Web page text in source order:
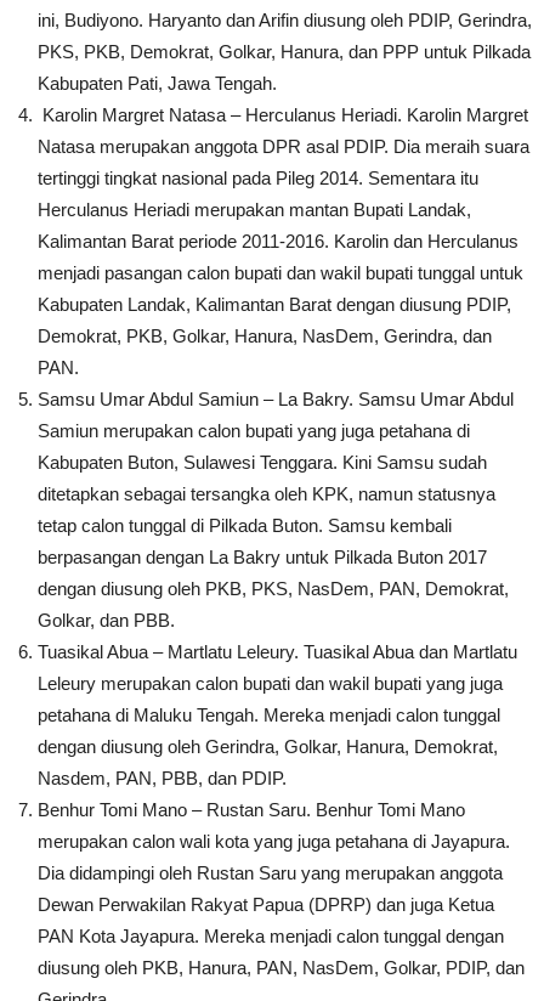
ini, Budiyono. Haryanto dan Arifin diusung oleh PDIP, Gerindra,
PKS, PKB, Demokrat, Golkar, Hanura, dan PPP untuk Pilkada
Kabupaten Pati, Jawa Tengah.
Karolin Margret Natasa – Herculanus Heriadi. Karolin Margret
Natasa merupakan anggota DPR asal PDIP. Dia meraih suara
tertinggi tingkat nasional pada Pileg 2014. Sementara itu
Herculanus Heriadi merupakan mantan Bupati Landak,
Kalimantan Barat periode 2011-2016. Karolin dan Herculanus
menjadi pasangan calon bupati dan wakil bupati tunggal untuk
Kabupaten Landak, Kalimantan Barat dengan diusung PDIP,
Demokrat, PKB, Golkar, Hanura, NasDem, Gerindra, dan
PAN.
Samsu Umar Abdul Samiun – La Bakry. Samsu Umar Abdul
Samiun merupakan calon bupati yang juga petahana di
Kabupaten Buton, Sulawesi Tenggara. Kini Samsu sudah
ditetapkan sebagai tersangka oleh KPK, namun statusnya
tetap calon tunggal di Pilkada Buton. Samsu kembali
berpasangan dengan La Bakry untuk Pilkada Buton 2017
dengan diusung oleh PKB, PKS, NasDem, PAN, Demokrat,
Golkar, dan PBB.
Tuasikal Abua – Martlatu Leleury. Tuasikal Abua dan Martlatu
Leleury merupakan calon bupati dan wakil bupati yang juga
petahana di Maluku Tengah. Mereka menjadi calon tunggal
dengan diusung oleh Gerindra, Golkar, Hanura, Demokrat,
Nasdem, PAN, PBB, dan PDIP.
Benhur Tomi Mano – Rustan Saru. Benhur Tomi Mano
merupakan calon wali kota yang juga petahana di Jayapura.
Dia didampingi oleh Rustan Saru yang merupakan anggota
Dewan Perwakilan Rakyat Papua (DPRP) dan juga Ketua
PAN Kota Jayapura. Mereka menjadi calon tunggal dengan
diusung oleh PKB, Hanura, PAN, NasDem, Golkar, PDIP, dan